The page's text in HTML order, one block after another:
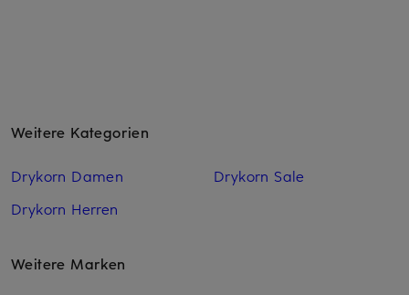
Weitere Kategorien
Drykorn Damen
Drykorn Herren
Drykorn Sale
Weitere Marken